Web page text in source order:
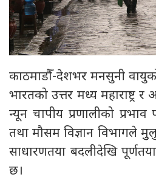
काठमाडौँ-देशभर मनसुनी
भारतको उत्तर मध्य महाराष्ट्र
न्यून चापीय प्रणालीको
तथा मौसम विज्ञान विभागले
साधारणतया बदलीदेखि
छ।